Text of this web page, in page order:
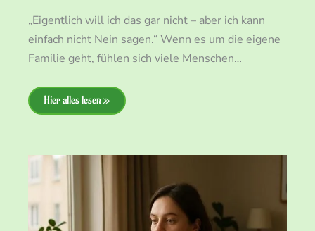
„Eigentlich will ich das gar nicht – aber ich kann
einfach nicht Nein sagen.“ Wenn es um die eigene
Familie geht, fühlen sich viele Menschen…
Hier alles lesen »